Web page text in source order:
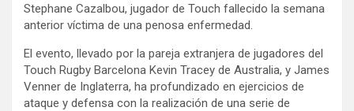
Stephane Cazalbou, jugador de Touch fallecido la semana
anterior víctima de una penosa enfermedad.
El evento, llevado por la pareja extranjera de jugadores del
Touch Rugby Barcelona Kevin Tracey de Australia, y James
Venner de Inglaterra, ha profundizado en ejercicios de
ataque y defensa con la realización de una serie de